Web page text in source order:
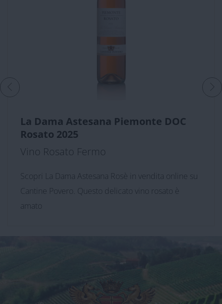
La Dama Astesana Piemonte DOC
Rosato 2025
Vino Rosato Fermo
Scopri La Dama Astesana Rosè in vendita online su
Cantine Povero. Questo delicato vino rosato è
amato